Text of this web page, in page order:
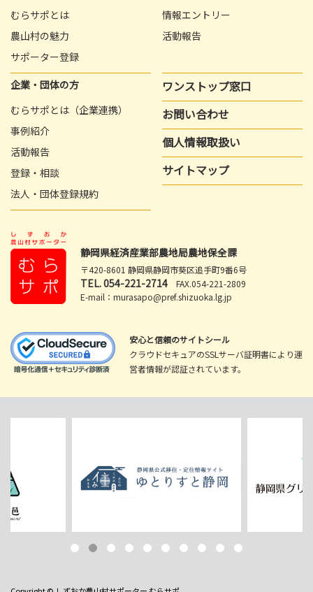
むらサポとは
農山村の魅力
サポーター登録
情報エントリー
活動報告
企業・団体の方
むらサポとは（企業連携）
事例紹介
活動報告
登録・相談
法人・団体登録規約
ワンストップ窓口
お問い合わせ
個人情報取扱い
サイトマップ
静岡県経済産業部農地局農地保全課
〒420-8601 静岡県静岡市葵区追手町9番6号
TEL.054-221-2714 FAX.054-221-2809
E-mail：murasapo@pref.shizuoka.lg.jp
安心と信頼のサイトシール
クラウドセキュアのSSLサーバ証明書により運
営者情報が認証されています。